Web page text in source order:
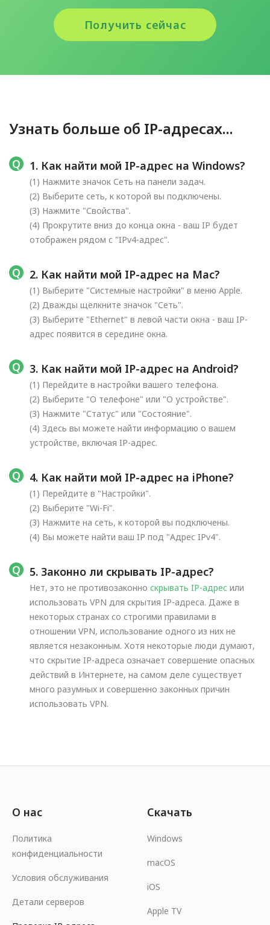
Получить сейчас
Узнать больше об IP-адресах...
1. Как найти мой IP-адрес на Windows?
(1) Нажмите значок Сеть на панели задач.
(2) Выберите сеть, к которой вы подключены.
(3) Нажмите "Свойства".
(4) Прокрутите вниз до конца окна - ваш IP будет
отображен рядом с "IPv4-адрес".
2. Как найти мой IP-адрес на Mac?
(1) Выберите "Системные настройки" в меню Apple.
(2) Дважды щелкните значок "Сеть".
(3) Выберите "Ethernet" в левой части окна - ваш IP-
адрес появится в середине окна.
3. Как найти мой IP-адрес на Android?
(1) Перейдите в настройки вашего телефона.
(2) Выберите "О телефоне" или "О устройстве".
(3) Нажмите "Статус" или "Состояние".
(4) Здесь вы можете найти информацию о вашем
устройстве, включая IP-адрес.
4. Как найти мой IP-адрес на iPhone?
(1) Перейдите в "Настройки".
(2) Выберите "Wi-Fi".
(3) Нажмите на сеть, к которой вы подключены.
(4) Вы можете найти ваш IP под "Адрес IPv4".
5. Законно ли скрывать IP-адрес?
Нет, это не противозаконно скрывать IP-адрес или
использовать VPN для скрытия IP-адреса. Даже в
некоторых странах со строгими правилами в
отношении VPN, использование одного из них не
является незаконным. Хотя некоторые люди думают,
что скрытие IP-адреса означает совершение опасных
действий в Интернете, на самом деле существует
много разумных и совершенно законных причин
использовать VPN.
О нас
Политика
конфиденциальности
Условия обслуживания
Детали серверов
Скачать
Windows
macOS
iOS
Apple TV